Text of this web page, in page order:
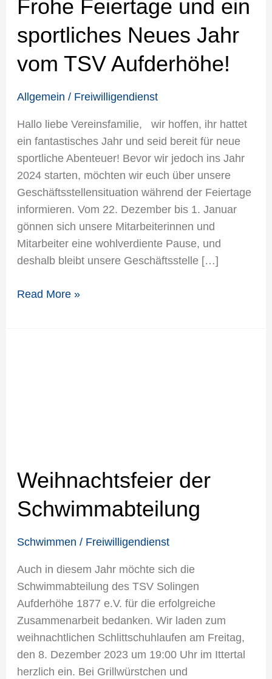
Frohe Feiertage und ein
sportliches Neues Jahr
vom TSV Aufderhöhe!
Allgemein / Freiwilligendienst
Hallo liebe Vereinsfamilie, wir hoffen, ihr hattet
ein fantastisches Jahr und seid bereit für neue
sportliche Abenteuer! Bevor wir jedoch ins Jahr
2024 starten, möchten wir euch über unsere
Geschäftsstellensituation während der Feiertage
informieren. Vom 22. Dezember bis 1. Januar
gönnen sich unsere Mitarbeiterinnen und
Mitarbeiter eine wohlverdiente Pause, und
deshalb bleibt unsere Geschäftsstelle […]
ein
sportliches
Jahr
TSV
Aufderhöhe!
Read More »
Weihnachtsfeier der
Schwimmabteilung
Schwimmen / Freiwilligendienst
Auch in diesem Jahr möchte sich die
Schwimmabteilung des TSV Solingen
Aufderhöhe 1877 e.V. für die erfolgreiche
Zusammenarbeit bedanken. Wir laden zum
weihnachtlichen Schlittschuhlaufen am Freitag,
den 8. Dezember 2023 um 19:00 Uhr im Ittertal
herzlich ein. Bei Grillwürstchen und